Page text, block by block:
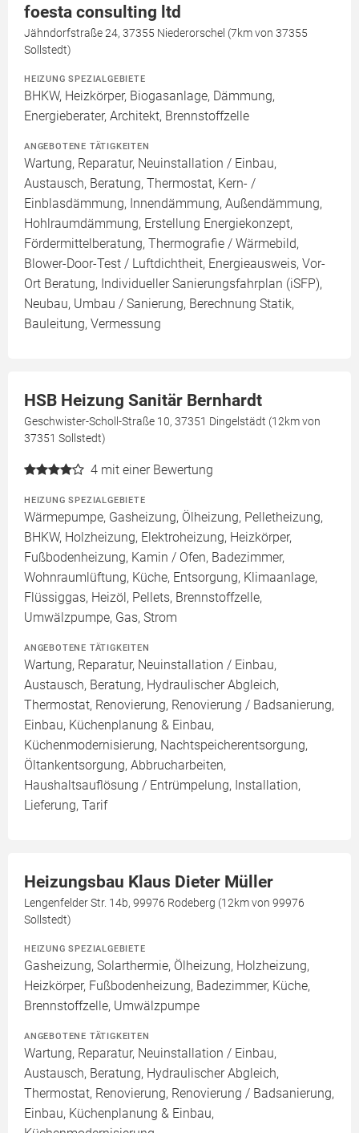
foesta consulting ltd
Jähndorfstraße 24, 37355 Niederorschel (7km von 37355
Sollstedt)
HEIZUNG SPEZIALGEBIETE
BHKW, Heizkörper, Biogasanlage, Dämmung,
Energieberater, Architekt, Brennstoffzelle
ANGEBOTENE TÄTIGKEITEN
Wartung, Reparatur, Neuinstallation / Einbau,
Austausch, Beratung, Thermostat, Kern- /
Einblasdämmung, Innendämmung, Außendämmung,
Hohlraumdämmung, Erstellung Energiekonzept,
Fördermittelberatung, Thermografie / Wärmebild,
Blower-Door-Test / Luftdichtheit, Energieausweis, Vor-
Ort Beratung, Individueller Sanierungsfahrplan (iSFP),
Neubau, Umbau / Sanierung, Berechnung Statik,
Bauleitung, Vermessung
HSB Heizung Sanitär Bernhardt
Geschwister-Scholl-Straße 10, 37351 Dingelstädt (12km von
37351 Sollstedt)
4 mit einer Bewertung
HEIZUNG SPEZIALGEBIETE
Wärmepumpe, Gasheizung, Ölheizung, Pelletheizung,
BHKW, Holzheizung, Elektroheizung, Heizkörper,
Fußbodenheizung, Kamin / Ofen, Badezimmer,
Wohnraumlüftung, Küche, Entsorgung, Klimaanlage,
Flüssiggas, Heizöl, Pellets, Brennstoffzelle,
Umwälzpumpe, Gas, Strom
ANGEBOTENE TÄTIGKEITEN
Wartung, Reparatur, Neuinstallation / Einbau,
Austausch, Beratung, Hydraulischer Abgleich,
Thermostat, Renovierung, Renovierung / Badsanierung,
Einbau, Küchenplanung & Einbau,
Küchenmodernisierung, Nachtspeicherentsorgung,
Öltankentsorgung, Abbrucharbeiten,
Haushaltsauflösung / Entrümpelung, Installation,
Lieferung, Tarif
Heizungsbau Klaus Dieter Müller
Lengenfelder Str. 14b, 99976 Rodeberg (12km von 99976
Sollstedt)
HEIZUNG SPEZIALGEBIETE
Gasheizung, Solarthermie, Ölheizung, Holzheizung,
Heizkörper, Fußbodenheizung, Badezimmer, Küche,
Brennstoffzelle, Umwälzpumpe
ANGEBOTENE TÄTIGKEITEN
Wartung, Reparatur, Neuinstallation / Einbau,
Austausch, Beratung, Hydraulischer Abgleich,
Thermostat, Renovierung, Renovierung / Badsanierung,
Einbau, Küchenplanung & Einbau,